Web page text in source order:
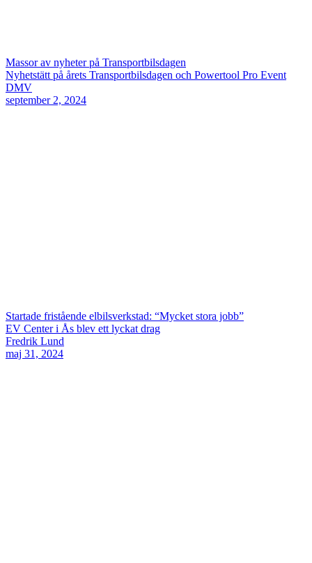
Massor av nyheter på Transportbilsdagen
Nyhetstätt på årets Transportbilsdagen och Powertool Pro Event
DMV
september 2, 2024
Startade fristående elbilsverkstad: “Mycket stora jobb”
EV Center i Ås blev ett lyckat drag
Fredrik Lund
maj 31, 2024